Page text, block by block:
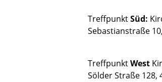
TreffpunktSüd:
Sebastianstraße
TreffpunktWest
Sölder Straße 128,